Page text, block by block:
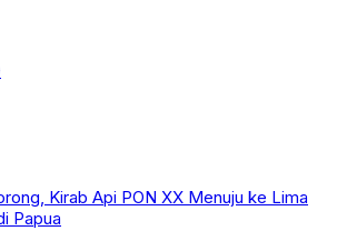
Kirab Api PON XX Menuju ke Lima
Papua